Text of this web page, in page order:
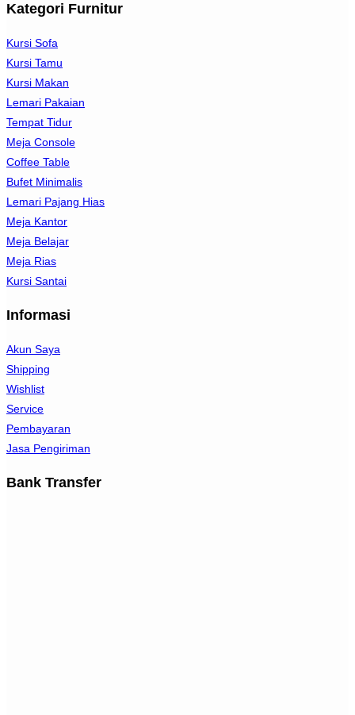
Kategori Furnitur
Kursi Sofa
Kursi Tamu
Kursi Makan
Lemari Pakaian
Tempat Tidur
Meja Console
Coffee Table
Bufet Minimalis
Lemari Pajang Hias
Meja Kantor
Meja Belajar
Meja Rias
Kursi Santai
Informasi
Akun Saya
Shipping
Wishlist
Service
Pembayaran
Jasa Pengiriman
Bank Transfer